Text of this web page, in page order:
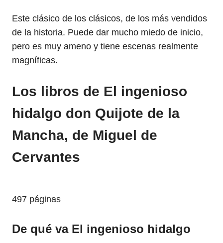
Este clásico de los clásicos, de los más vendidos
de la historia. Puede dar mucho miedo de inicio,
pero es muy ameno y tiene escenas realmente
magníficas.
Los libros de El ingenioso
hidalgo don Quijote de la
Mancha, de Miguel de
Cervantes
497 páginas
De qué va El ingenioso hidalgo